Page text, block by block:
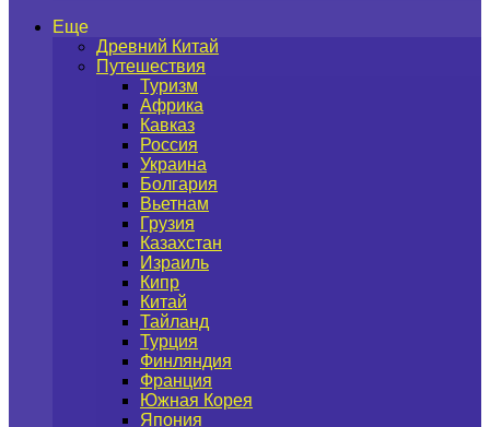
Еще
Древний Китай
Путешествия
Туризм
Африка
Кавказ
Россия
Украина
Болгария
Вьетнам
Грузия
Казахстан
Израиль
Кипр
Китай
Тайланд
Турция
Финляндия
Франция
Южная Корея
Япония